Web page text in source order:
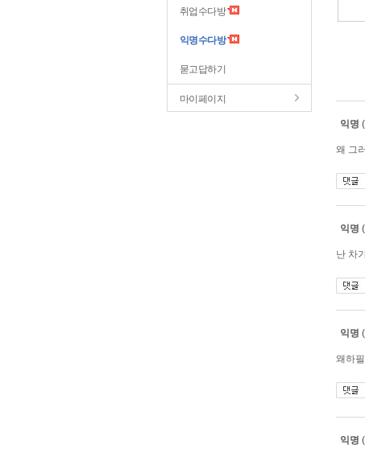
취업수다방
익명수다방
묻고답하기
마이페이지